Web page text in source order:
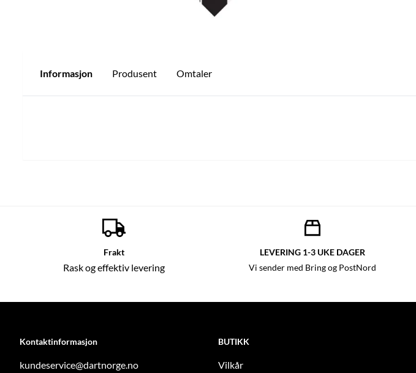
Informasjon Produsent Omtaler
Frakt
Rask og effektiv levering
LEVERING 1-3 UKE DAGER
Vi sender med Bring og PostNord
Kontaktinformasjon
kundeservice@dartnorge.no
BUTIKK
Vilkår